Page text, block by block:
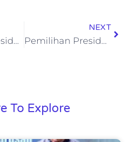
Pemilihan Presiden SC SMASOH 2025-2026
NEXT
Pemilihan Presiden SC SMPSOH 2025-2026
To Explore